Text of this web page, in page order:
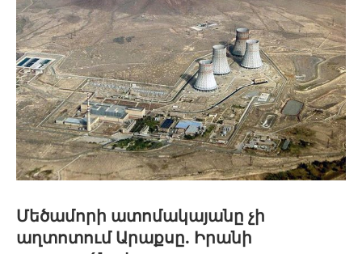
Մեծամորի ատոմակայանը չի
աղտոտում Արաքսը. Իրանի